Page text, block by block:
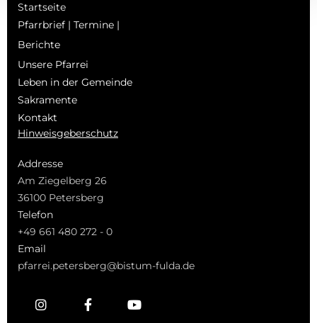
Startseite
Pfarrbrief | Termine |
Berichte
Unsere Pfarrei
Leben in der Gemeinde
Sakramente
Kontakt
Hinweisgeberschutz
Addresse
Am Ziegelberg 26
36100 Petersberg
Telefon
+49 661 480 272 - 0
Email
pfarrei.petersberg@bistum-fulda.de